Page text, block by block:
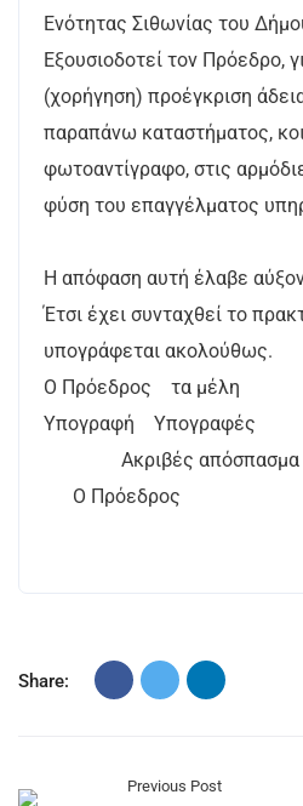
Ενότητας Σιθωνίας του
Εξουσιοδοτεί τον Πρόεδρο,
(χορήγηση) προέγκριση
παραπάνω καταστήματος,
φωτοαντίγραφο, στις
φύση του επαγγέλματος
Η απόφαση αυτή έλαβε
Έτσι έχει συνταχθεί το
υπογράφεται ακολούθως.
Ο Πρόεδρος τα μέλη
Υπογραφή Υπογραφές
Ακριβές απόσπασμα
Ο Πρόεδρος
Share:
Previous Post